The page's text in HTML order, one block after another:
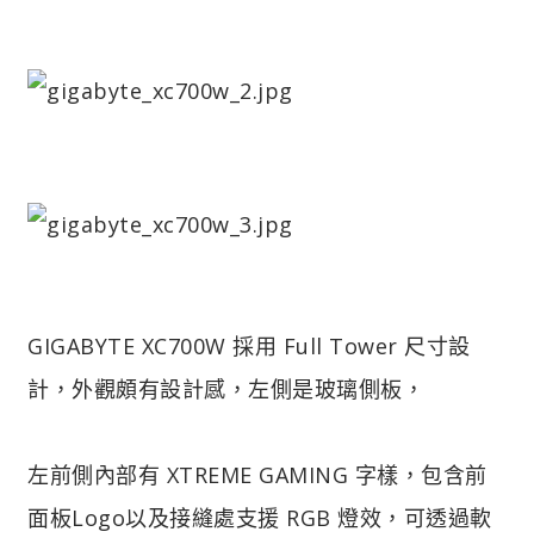
GIGABYTE XC700W 採用 Full Tower 尺寸設
計，外觀頗有設計感，左側是玻璃側板，
左前側內部有 XTREME GAMING 字樣，包含前
面板Logo以及接縫處支援 RGB 燈效，可透過軟